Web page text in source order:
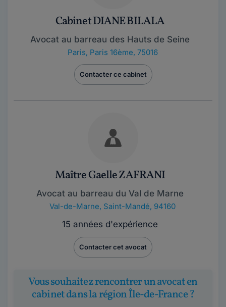
Cabinet DIANE BILALA
Avocat au barreau des Hauts de Seine
Paris, Paris 16ème, 75016
Contacter ce cabinet
Maître Gaelle ZAFRANI
Avocat au barreau du Val de Marne
Val-de-Marne, Saint-Mandé, 94160
15 années d'expérience
Contacter cet avocat
Vous souhaitez rencontrer un avocat en
cabinet dans la région Île-de-France ?